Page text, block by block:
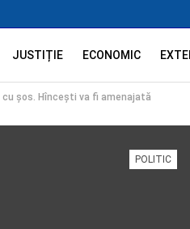
JUSTIȚIE ECONOMIC
şos. Hînceşti va fi amenajată
POLITIC